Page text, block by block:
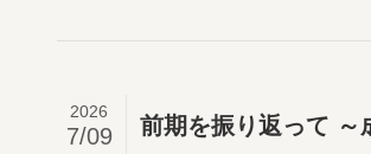
前期を振り返って ～
2026
7/09